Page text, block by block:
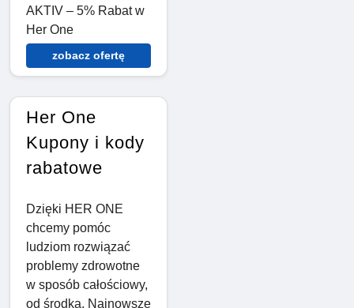
AKTIV – 5% Rabat w
Her One
zobacz ofertę
Her One
Kupony i kody
rabatowe
Dzięki HER ONE
chcemy pomóc
ludziom rozwiązać
problemy zdrowotne
w sposób całościowy,
od środka. Najnowsze